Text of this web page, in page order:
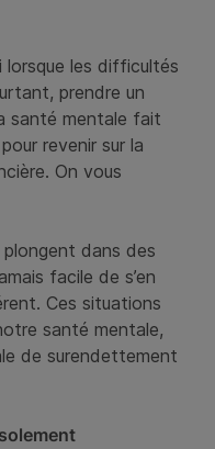
les difficultés
prendre un
santé mentale fait
revenir sur la
On vous
plongent dans des
facile de s’en
Ces situations
santé mentale,
de surendettement